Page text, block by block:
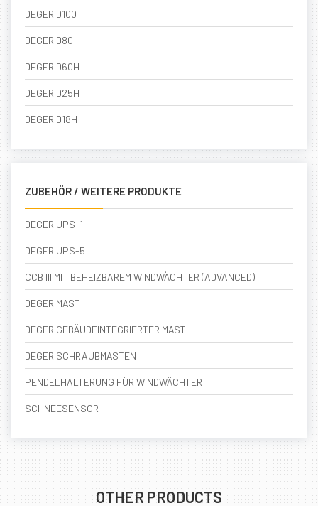
DEGER D100
DEGER D80
DEGER D60H
DEGER D25H
DEGER D18H
ZUBEHÖR / WEITERE PRODUKTE
DEGER UPS-1
DEGER UPS-5
CCB III MIT BEHEIZBAREM WINDWÄCHTER (ADVANCED)
DEGER MAST
DEGER GEBÄUDEINTEGRIERTER MAST
DEGER SCHRAUBMASTEN
PENDELHALTERUNG FÜR WINDWÄCHTER
SCHNEESENSOR
OTHER PRODUCTS